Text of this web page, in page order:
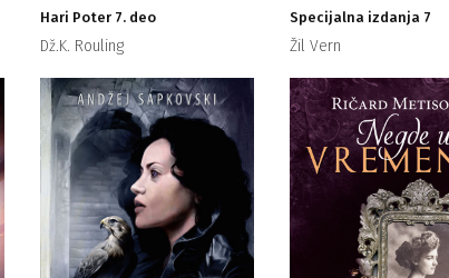
Hari Poter 7. deo
Dž.K. Rouling
Specijalna izdanja 7
Žil Vern